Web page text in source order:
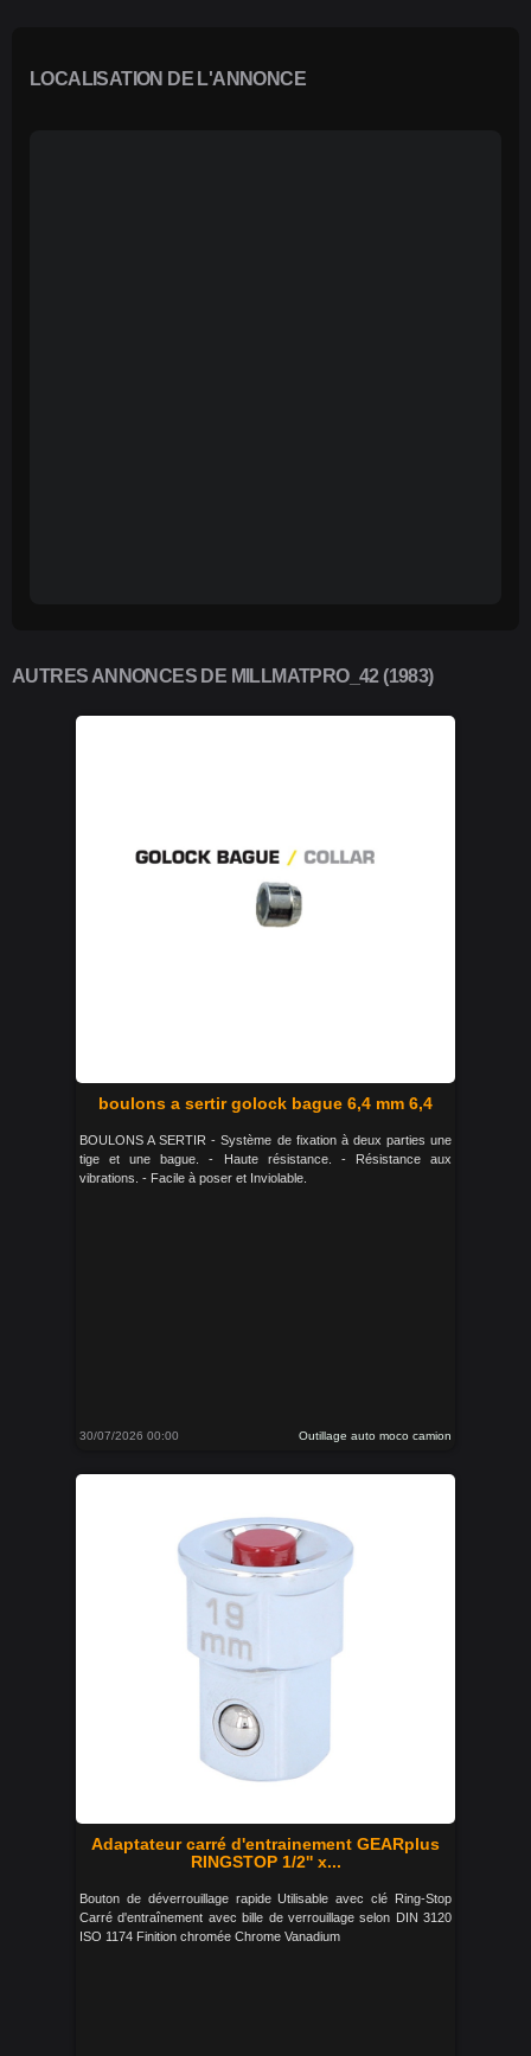
LOCALISATION DE L'ANNONCE
AUTRES ANNONCES DE MILLMATPRO_42 (1983)
boulons a sertir golock bague 6,4 mm 6,4
BOULONS A SERTIR - Système de fixation à deux parties une
tige et une bague. - Haute résistance. - Résistance aux
vibrations. - Facile à poser et Inviolable.
30/07/2026 00:00 Outillage auto moco camion
Adaptateur carré d'entrainement GEARplus
RINGSTOP 1/2'' x...
Bouton de déverrouillage rapide Utilisable avec clé Ring-Stop
Carré d'entraînement avec bille de verrouillage selon DIN 3120
ISO 1174 Finition chromée Chrome Vanadium